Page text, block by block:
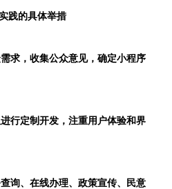
践的具体举措
求，收集公众意见，确定小程序
行定制开发，注重用户体验和界
询、在线办理、政策宣传、民意